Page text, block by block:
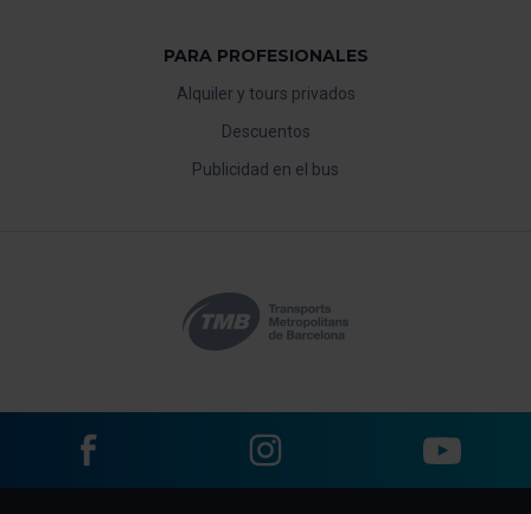
PARA PROFESIONALES
Alquiler y tours privados
Descuentos
Publicidad en el bus